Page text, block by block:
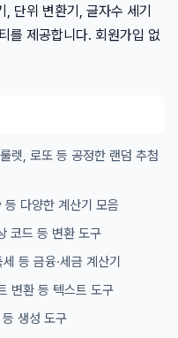
단위 변환기, 글자수 세기
를 제공합니다. 회원가입 없
렛, 로또 등 공정한 랜덤 추첨
다양한 계산기 모음
코드 등 변환 도구
등 금융·세금 계산기
변환 등 텍스트 도구
생성 도구